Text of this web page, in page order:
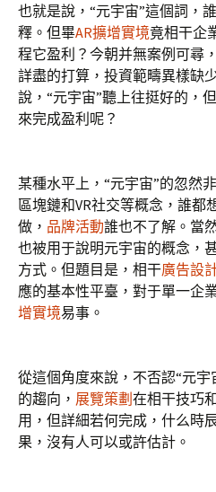
也就是說，“元宇宙”這個詞，
釋。但畢AR擴增實境竟相干企
程它盈利？今朝并無案例可尋
詳盡的打算，投資範疇異樣缺
說，“元宇宙”聽上往挺好的，
來完成盈利呢？
某種水平上，“元宇宙”的忽然
區塊鏈和VR社交等概念，誰都
做， 品牌活動誰也不了解。當
也被用于說明元宇宙的概念，
方式。但題目是，相干廣告設
應的基本性平臺，對于單一企
增實境易事。
從這個角度來說，不否認“元
的趨向， 展覽策劃 在相干技巧
用，但詳細若何完成，什么時
果，沒有人可以或許估計。